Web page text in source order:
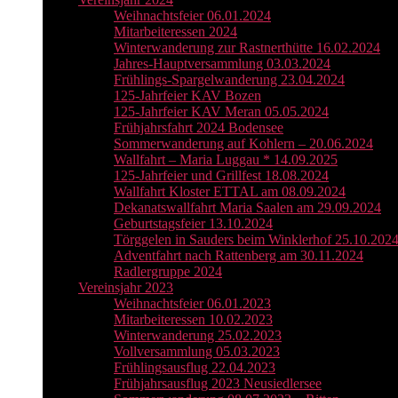
Weihnachtsfeier 06.01.2024
Mitarbeiteressen 2024
Winterwanderung zur Rastnerthütte 16.02.2024
Jahres-Hauptversammlung 03.03.2024
Frühlings-Spargelwanderung 23.04.2024
125-Jahrfeier KAV Bozen
125-Jahrfeier KAV Meran 05.05.2024
Frühjahrsfahrt 2024 Bodensee
Sommerwanderung auf Kohlern – 20.06.2024
Wallfahrt – Maria Luggau * 14.09.2025
125-Jahrfeier und Grillfest 18.08.2024
Wallfahrt Kloster ETTAL am 08.09.2024
Dekanatswallfahrt Maria Saalen am 29.09.2024
Geburtstagsfeier 13.10.2024
Törggelen in Sauders beim Winklerhof 25.10.2024
Adventfahrt nach Rattenberg am 30.11.2024
Radlergruppe 2024
Vereinsjahr 2023
Weihnachtsfeier 06.01.2023
Mitarbeiteressen 10.02.2023
Winterwanderung 25.02.2023
Vollversammlung 05.03.2023
Frühlingsausflug 22.04.2023
Frühjahrsausflug 2023 Neusiedlersee